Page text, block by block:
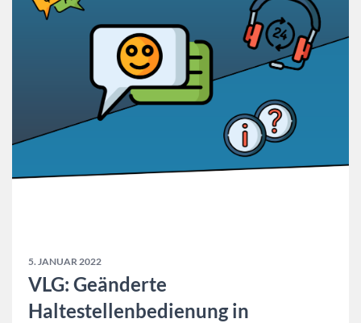
5. JANUAR 2022
VLG: Geänderte
Haltestellenbedienung in